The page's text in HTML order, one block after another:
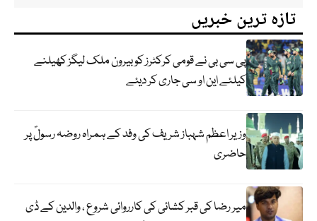
تازہ ترین خبریں
پی سی بی نے قومی کرکٹرز کو بیرون ملک لیگز کھیلنے
کیلئے این او سی جاری کر دیئے
وزیر اعظم شہباز شریف کی وفد کے ہمراہ روضہ رسولؐ پر
حاضری
میر رضا کی قبر کشائی کی کارروائی شروع ، والدین کے ڈی